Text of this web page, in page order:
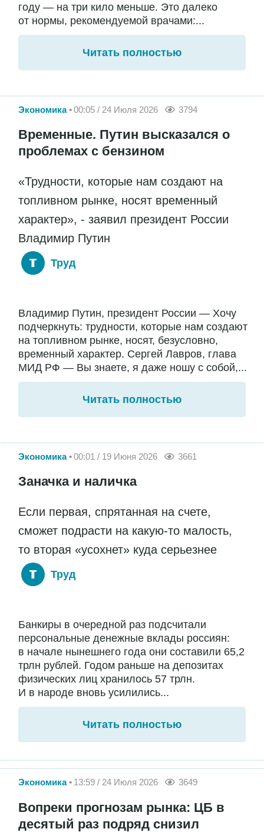
году — на три кило меньше. Это далеко
от нормы, рекомендуемой врачами:...
Читать полностью
Экономика 00:05 / 24 Июля 2026 3794
Временные. Путин высказался о
проблемах с бензином
«Трудности, которые нам создают на
топливном рынке, носят временный
характер», - заявил президент России
Владимир Путин
Труд
Владимир Путин, президент России — Хочу
подчеркнуть: трудности, которые нам создают
на топливном рынке, носят, безусловно,
временный характер. Сергей Лавров, глава
МИД РФ — Вы знаете, я даже ношу с собой,...
Читать полностью
Экономика 00:01 / 19 Июня 2026 3661
Заначка и наличка
Если первая, спрятанная на счете,
сможет подрасти на какую-то малость,
то вторая «усохнет» куда серьезнее
Труд
Банкиры в очередной раз подсчитали
персональные денежные вклады россиян:
в начале нынешнего года они составили 65,2
трлн рублей. Годом раньше на депозитах
физических лиц хранилось 57 трлн.
И в народе вновь усилились...
Читать полностью
Экономика 13:59 / 24 Июля 2026 3649
Вопреки прогнозам рынка: ЦБ в
десятый раз подряд снизил